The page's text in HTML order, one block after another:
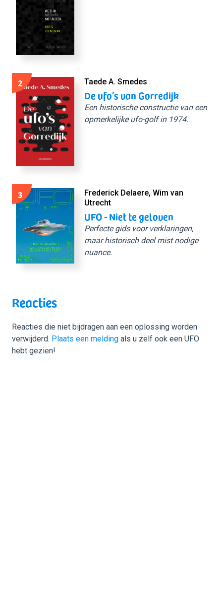
2 Taede A. Smedes
De ufo’s van Gorredijk
Een historische constructie van een
opmerkelijke ufo-golf in 1974.
3
Frederick Delaere, Wim van
Utrecht
UFO - Niet te geloven
Perfecte gids voor verklaringen,
maar historisch deel mist nodige
nuance.
Reacties
Reacties die niet bijdragen aan een oplossing worden
verwijderd. Plaats een melding als u zelf ook een UFO
hebt gezien!